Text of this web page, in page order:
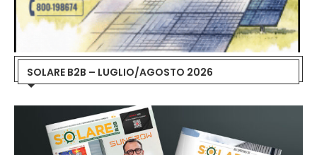
SOLARE B2B – LUGLIO/AGOSTO 2026